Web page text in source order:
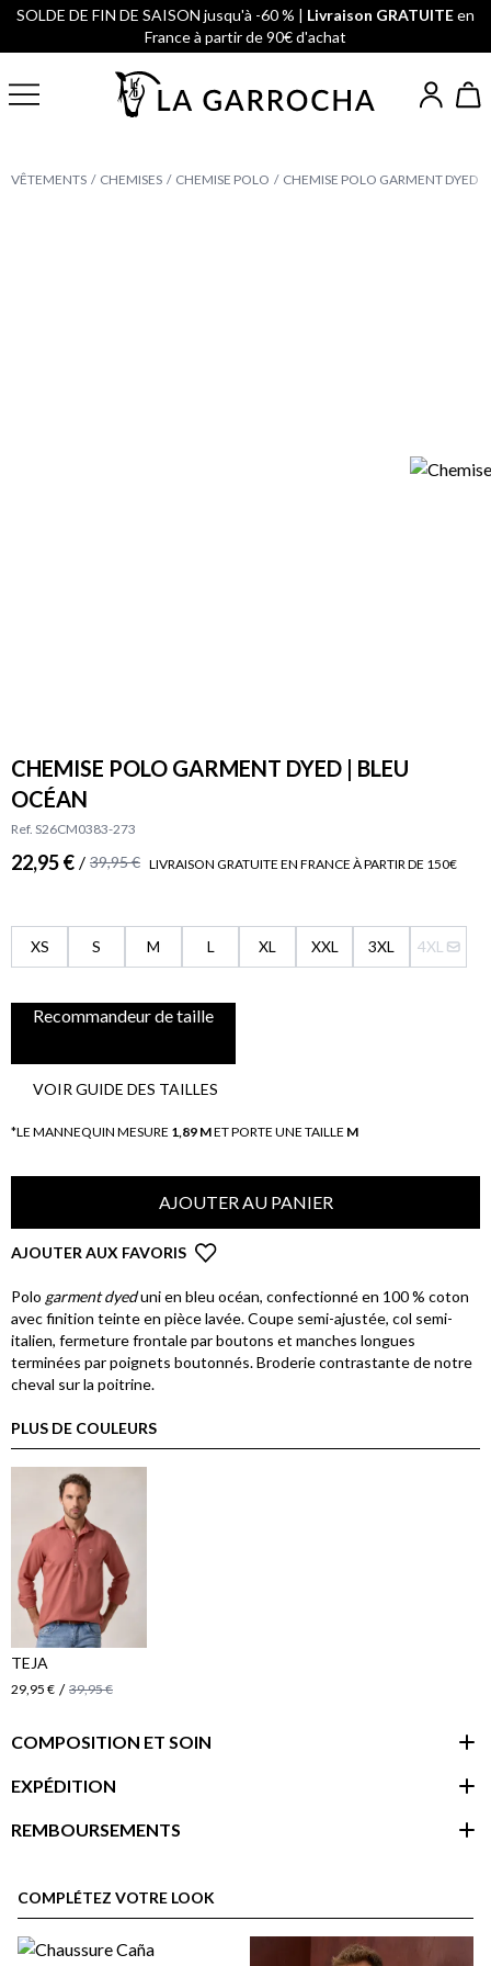
SOLDE DE FIN DE SAISON jusqu'à -60 % | Livraison GRATUITEen
France à partir de 90€ d'achat
VÊTEMENTS CHEMISES CHEMISE POLO CHEMISE POLO GARMENT DYED |
CHEMISE POLO GARMENT DYED | BLEU
OCÉAN
Ref. S26CM0383-273
22,95 € / 39,95 € LIVRAISON GRATUITE EN FRANCE À PARTIR DE 150€
XS S M L XL XXL 3XL 4XL
Recommandeur de taille
VOIR GUIDE DES TAILLES
*LE MANNEQUIN MESURE 1,89 MET PORTE UNE TAILLE M
AJOUTER AU PANIER
AJOUTER AUX FAVORIS
Polo garment dyeduni en bleu océan, confectionné en 100 % coton
avec finition teinte en pièce lavée. Coupe semi-ajustée, col semi-
italien, fermeture frontale par boutons et manches longues
terminées par poignets boutonnés. Broderie contrastante de notre
cheval sur la poitrine.
PLUS DE COULEURS
TEJA
29,95 € / 39,95 €
COMPOSITION ET SOIN
EXPÉDITION
REMBOURSEMENTS
COMPLÉTEZ VOTRE LOOK